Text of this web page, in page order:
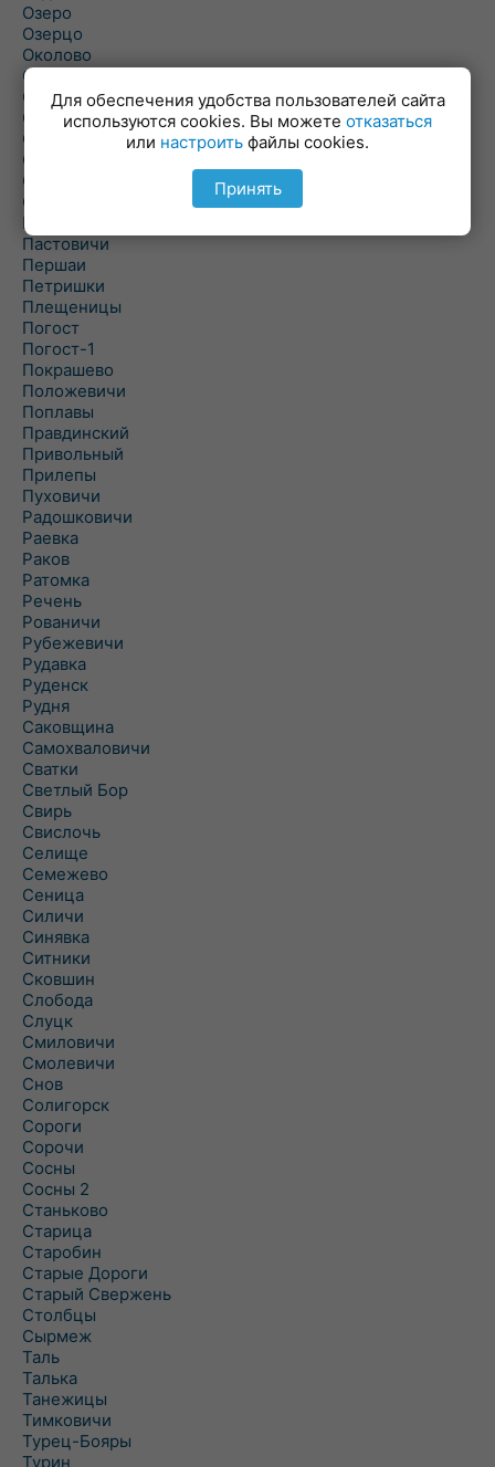
Озеро
Озерцо
Околово
Октябрь
Октябрьский
Олехновичи
Омговичи
Оношки
Осовец
Острошицкий Городок
Пасека
Пастовичи
Першаи
Петришки
Плещеницы
Погост
Погост-1
Покрашево
Положевичи
Поплавы
Правдинский
Привольный
Прилепы
Пуховичи
Радошковичи
Раевка
Раков
Ратомка
Речень
Рованичи
Рубежевичи
Рудавка
Руденск
Рудня
Саковщина
Самохваловичи
Сватки
Светлый Бор
Свирь
Свислочь
Селище
Семежево
Сеница
Силичи
Синявка
Ситники
Сковшин
Слобода
Слуцк
Смиловичи
Смолевичи
Снов
Солигорск
Сороги
Сорочи
Сосны
Сосны 2
Станьково
Старица
Старобин
Старые Дороги
Старый Свержень
Столбцы
Сырмеж
Таль
Талька
Танежицы
Тимковичи
Турец-Бояры
Турин
Для обеспечения удобства пользователей сайта
используются cookies. Вы можете отказаться
или настроить файлы cookies.
Принять